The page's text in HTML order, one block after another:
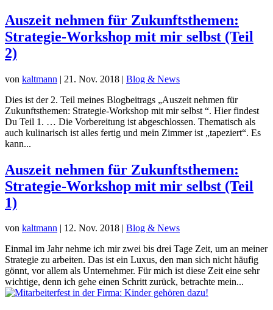
Auszeit nehmen für Zukunftsthemen:
Strategie-Workshop mit mir selbst (Teil
2)
von kaltmann | 21. Nov. 2018 | Blog & News
Dies ist der 2. Teil meines Blogbeitrags „Auszeit nehmen für
Zukunftsthemen: Strategie-Workshop mit mir selbst “. Hier findest
Du Teil 1. … Die Vorbereitung ist abgeschlossen. Thematisch als
auch kulinarisch ist alles fertig und mein Zimmer ist „tapeziert“. Es
kann...
Auszeit nehmen für Zukunftsthemen:
Strategie-Workshop mit mir selbst (Teil
1)
von kaltmann | 12. Nov. 2018 | Blog & News
Einmal im Jahr nehme ich mir zwei bis drei Tage Zeit, um an meiner
Strategie zu arbeiten. Das ist ein Luxus, den man sich nicht häufig
gönnt, vor allem als Unternehmer. Für mich ist diese Zeit eine sehr
wichtige, denn ich gehe einen Schritt zurück, betrachte mein...